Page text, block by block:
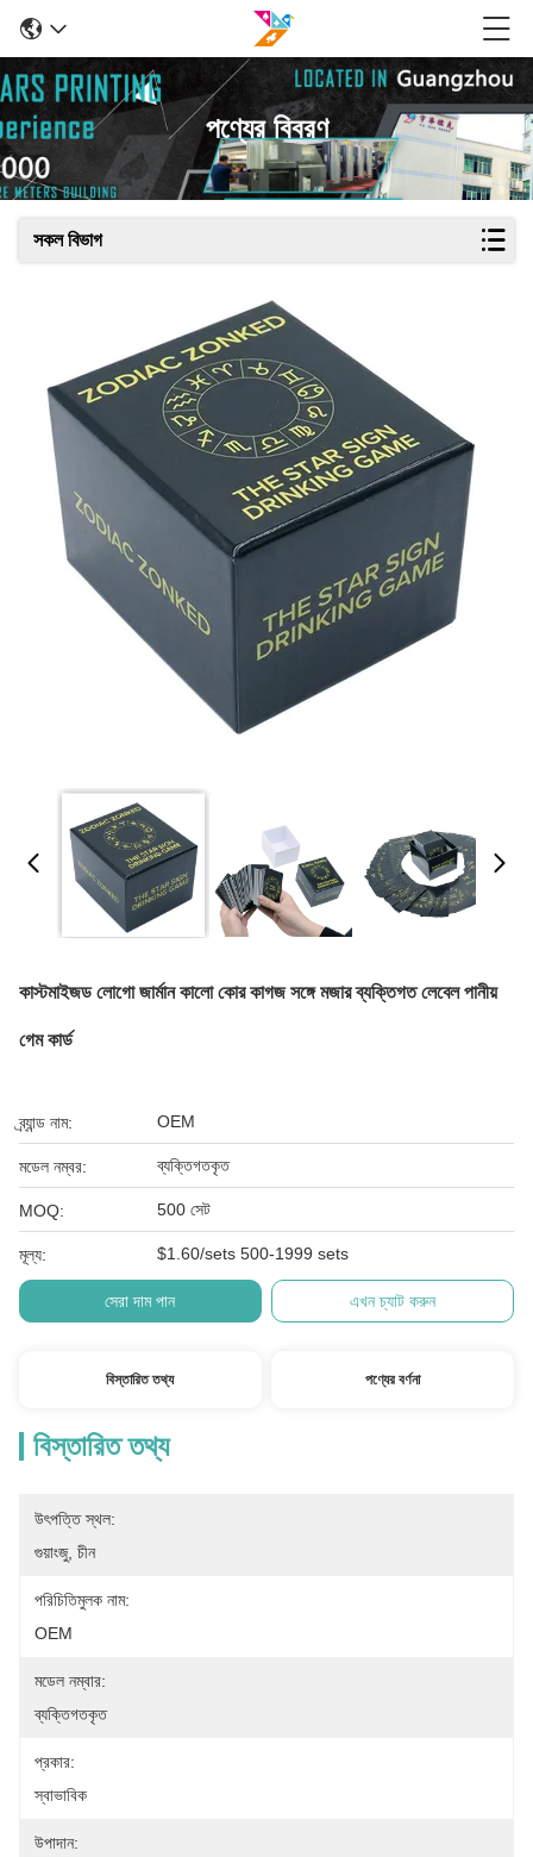
পণ্যের বিবরণ
সকল বিভাগ
কাস্টমাইজড লোগো জার্মান কালো কোর কাগজ সঙ্গে মজার ব্যক্তিগত লেবেল পানীয়
গেম কার্ড
ব্র্যান্ড নাম: OEM
মডেল নম্বর: ব্যক্তিগতকৃত
MOQ: 500 সেট
মূল্য: $1.60/sets 500-1999 sets
সেরা দাম পান এখন চ্যাট করুন
বিস্তারিত তথ্য পণ্যের বর্ণনা
বিস্তারিত তথ্য
উৎপত্তি স্থল:
গুয়াংজু, চীন
পরিচিতিমুলক নাম:
OEM
মডেল নম্বার:
ব্যক্তিগতকৃত
প্রকার:
স্বাভাবিক
উপাদান: